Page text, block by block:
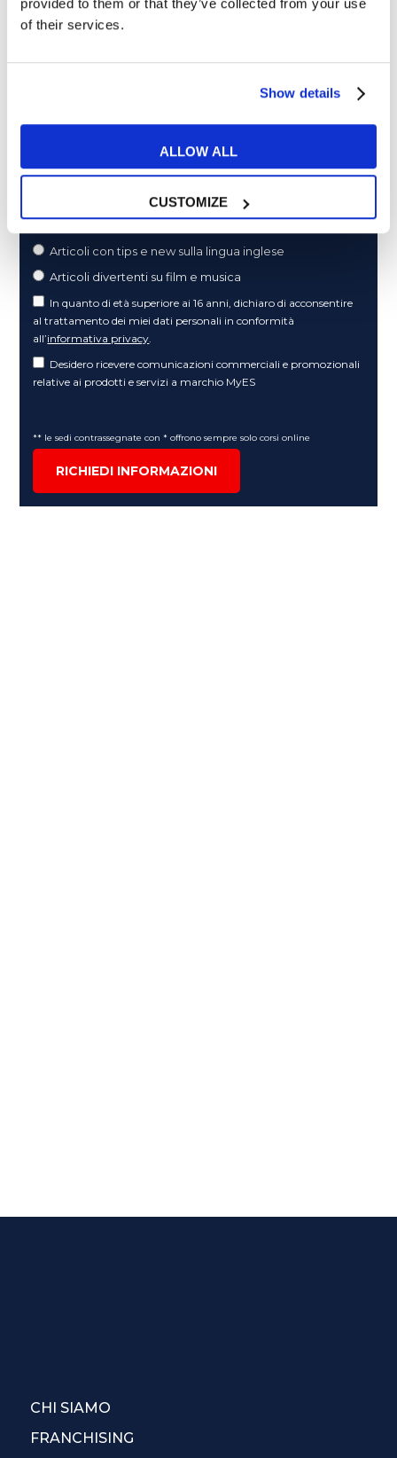
of their services.
Show details
ALLOW ALL
CUSTOMIZE
Cosa ti piace leggere?
Articoli dedicati alla grammatica inglese
Articoli dedicati a inglese nel mondo del lavoro
Articoli con tips e new sulla lingua inglese
Articoli divertenti su film e musica
In quanto di età superiore ai 16 anni, dichiaro di acconsentire
al trattamento dei miei dati personali in conformità
all’informativa privacy
Desidero ricevere comunicazioni commerciali e promozionali
relative ai prodotti e servizi a marchio MyES
** le sedi contrassegnate con * offrono sempre solo corsi online
RICHIEDI INFORMAZIONI
CHI SIAMO
FRANCHISING